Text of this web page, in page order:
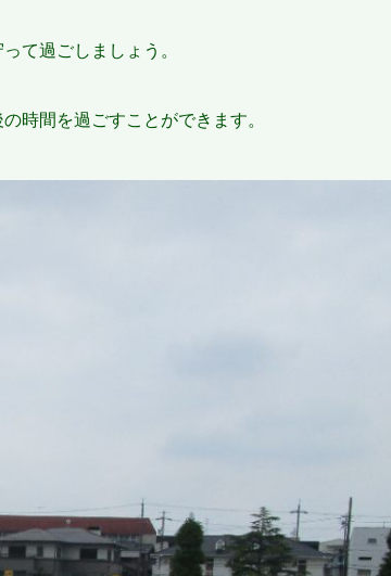
て過ごしましょう。
時間を過ごすことができます。